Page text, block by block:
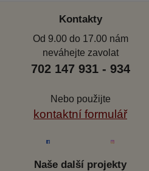
Kontakty
Od 9.00 do 17.00 nám
neváhejte zavolat
702 147 931 - 934
Nebo použijte
kontaktní formulář
Naše další projekty